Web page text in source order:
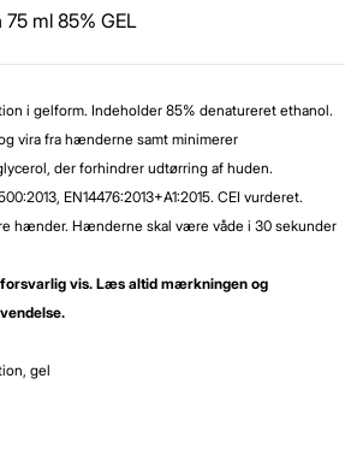
ml 85% GEL
i gelform. Indeholder 85% denatureret ethanol.
vira fra hænderne samt minimerer
der forhindrer udtørring af huden.
EN14476:2013+A1:2015. CEI vurderet.
hænder. Hænderne skal være våde i 30 sekunder
vis. Læs altid mærkningen og
gel